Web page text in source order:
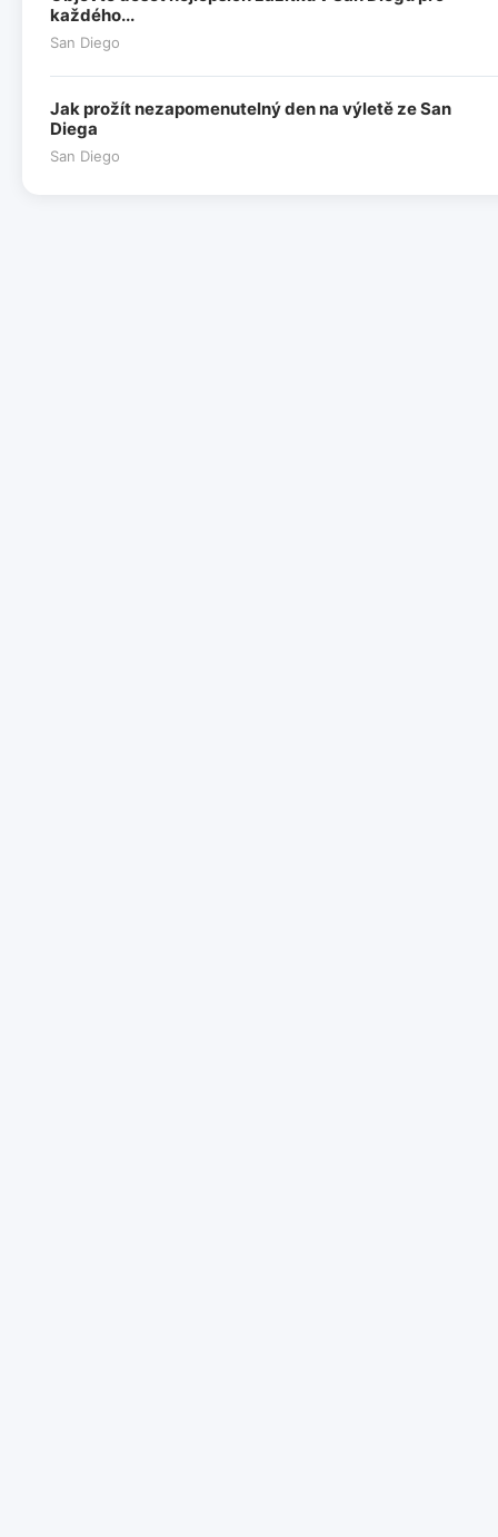
každého...
San Diego
Jak prožít nezapomenutelný den na výletě ze San
Diega
San Diego